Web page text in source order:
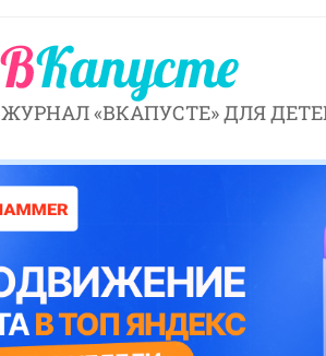
ЖУРНАЛ «ВКАПУСТЕ» ДЛЯ